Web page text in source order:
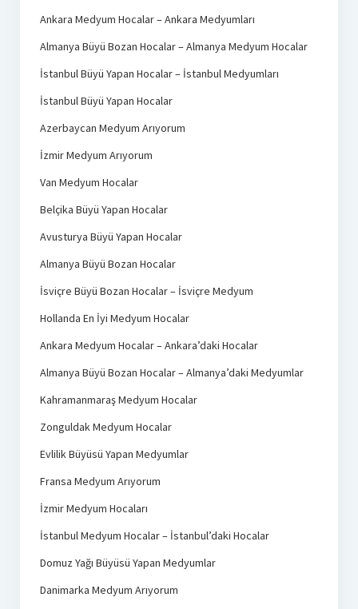
Ankara Medyum Hocalar – Ankara Medyumları
Almanya Büyü Bozan Hocalar – Almanya Medyum Hocalar
İstanbul Büyü Yapan Hocalar – İstanbul Medyumları
İstanbul Büyü Yapan Hocalar
Azerbaycan Medyum Arıyorum
İzmir Medyum Arıyorum
Van Medyum Hocalar
Belçika Büyü Yapan Hocalar
Avusturya Büyü Yapan Hocalar
Almanya Büyü Bozan Hocalar
İsviçre Büyü Bozan Hocalar – İsviçre Medyum
Hollanda En İyi Medyum Hocalar
Ankara Medyum Hocalar – Ankara’daki Hocalar
Almanya Büyü Bozan Hocalar – Almanya’daki Medyumlar
Kahramanmaraş Medyum Hocalar
Zonguldak Medyum Hocalar
Evlilik Büyüsü Yapan Medyumlar
Fransa Medyum Arıyorum
İzmir Medyum Hocaları
İstanbul Medyum Hocalar – İstanbul’daki Hocalar
Domuz Yağı Büyüsü Yapan Medyumlar
Danimarka Medyum Arıyorum